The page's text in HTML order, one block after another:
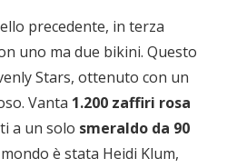
precedente, in terza
uno ma due bikini. Questo
Stars, ottenuto con un
Vanta 1.200 zaffiri rosa
a un solo smeraldo da 90
è stata Heidi Klum,